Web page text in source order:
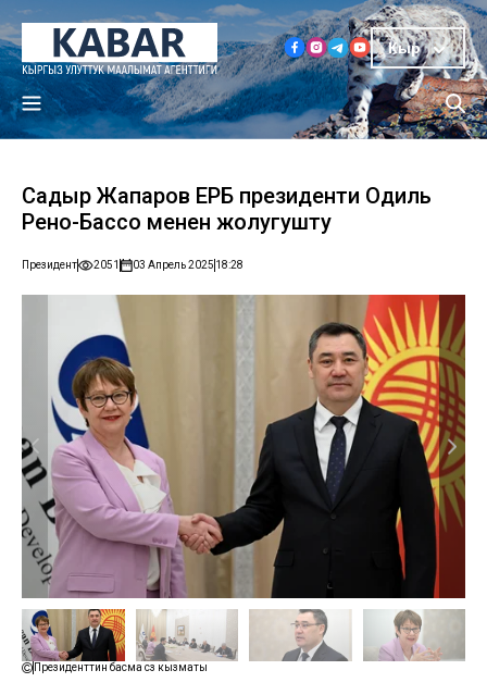
Кыр
Садыр Жапаров ЕРӨБ президенти Одиль
Рено-Бассо менен жолугушту
Президент 2051 03 Апрель 2025 18:28
Президенттин басма сөз кызматы